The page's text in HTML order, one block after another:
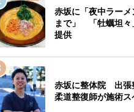
赤坂に「夜中ラーメ
まで」 「牡蠣坦々
提供
赤坂に整体院 出張
柔道整復師が施術ス